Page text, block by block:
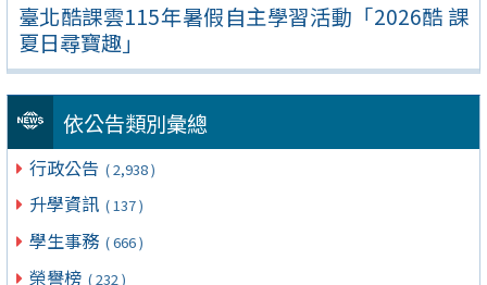
臺北酷課雲115年暑假自主學習活動「2026酷 課
夏日尋寶趣」
依公告類別彙總
行政公告 ( 2,938 )
升學資訊 ( 137 )
學生事務 ( 666 )
榮譽榜 ( 232 )